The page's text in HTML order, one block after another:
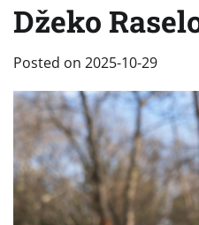
Džeko
Posted on 2025-10-29